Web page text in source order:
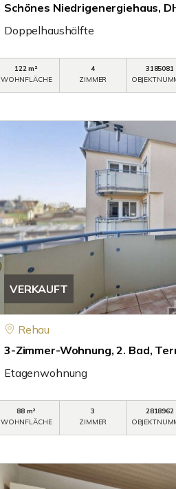
Schönes Niedrigenergiehaus,
Doppelhaushälfte
122 m²
WOHNFLÄCHE
4
ZIMMER
3185081
VERKAUFT
Rehau
3-Zimmer-Wohnung, 2. Bad,
Etagenwohnung
88 m²
WOHNFLÄCHE
3
ZIMMER
2818962